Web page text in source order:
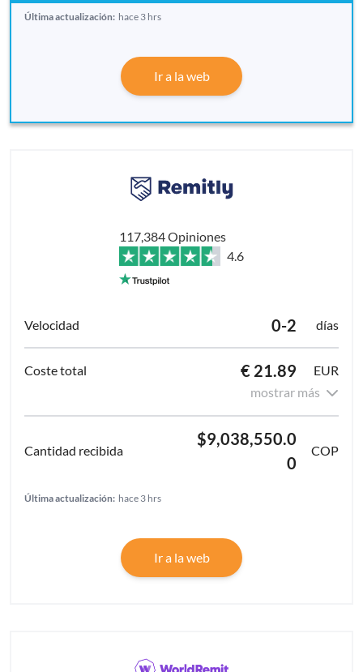
Última actualización: hace 3 hrs
Ir a la web
117,384 Opiniones
4.6
0-2 días
€ 21.89
EUR
mostrar más
$9,038,550.0
0
COP
Última actualización: hace 3 hrs
Ir a la web